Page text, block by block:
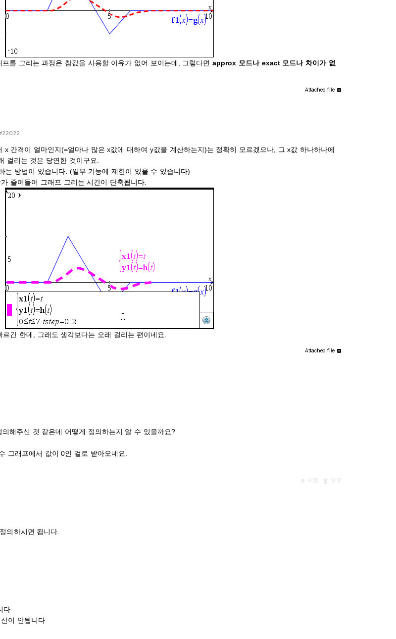
를 그리는 과정은 참값을 사용할 이유가 없어 보이는데, 그렇다면approx 모드나 exact 모드나 차이가 없
Attached file
x 간격이 얼마인지(=얼마나 많은 x값에 대하여 y값을 계산하는지)는 정확히 모르겠으나, 그 x값 하나하나에
걸리는 것은 당연한 것이구요.
는 방법이 있습니다. (일부 기능에 제한이 있을 수 있습니다)
줄어들어 그래프 그리는 시간이 단축됩니다.
긴 한데, 그래도 생각보다는 오래 걸리는 편이네요.
Attached file
해주신 것 같은데 어떻게 정의하는지 알 수 있을까요?
그래프에서 값이 0인 걸로 받아오네요.
수정 삭제
의하시면 됩니다.
다
이 안됩니다